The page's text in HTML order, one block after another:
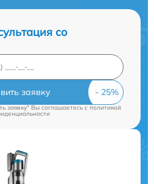
со
заявку
заявку" Вы соглашаетесь cполитикой